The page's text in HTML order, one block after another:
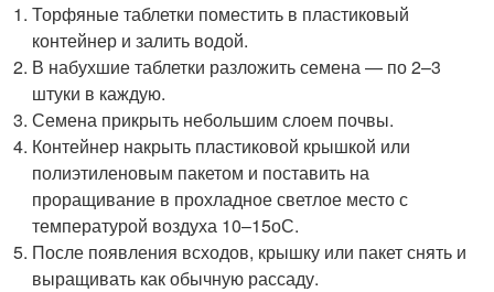
Торфяные таблетки поместить в пластиковый
контейнер и залить водой.
В набухшие таблетки разложить семена — по 2–3
штуки в каждую.
Семена прикрыть небольшим слоем почвы.
Контейнер накрыть пластиковой крышкой или
полиэтиленовым пакетом и поставить на
проращивание в прохладное светлое место с
температурой воздуха 10–15оС.
После появления всходов, крышку или пакет снять и
выращивать как обычную рассаду.